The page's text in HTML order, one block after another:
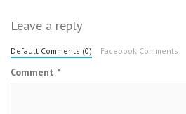
Leave a reply
Default Comments (0) Facebook Comments
Comment *